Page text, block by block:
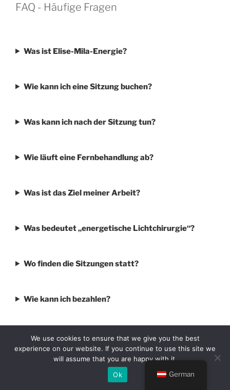
FAQ - Häufige Fragen
Was ist Elise-Mila-Energie?
Wie kann ich eine Sitzung buchen?
Was kann ich nach der Sitzung tun?
Wie läuft eine Fernbehandlung ab?
Was ist das Ziel meiner Arbeit?
Was bedeutet „energetische Lichtchirurgie“?
Wo finden die Sitzungen statt?
Wie kann ich bezahlen?
Kann es zu Reaktionen kommen?
Wie oft sollte ich eine Behandlung machen?German
We use cookies to ensure that we give you the best
experience on our website. If you continue to use this site we
will assume that you are happy with it.
Ok